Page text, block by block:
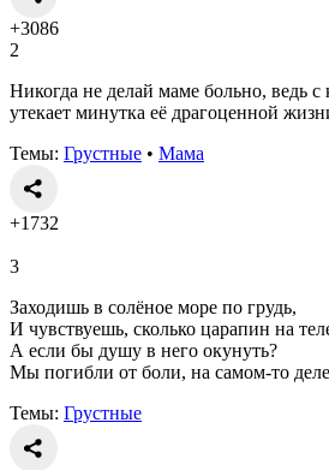
+3086
2
Никогда не делай маме больно, ведь с
утекает минутка её драгоценной
Темы: Грустные • Мама
+1732
3
Заходишь в солёное море по грудь,
И чувствуешь, сколько царапин на
А если бы душу в него окунуть?
Мы погибли от боли, на самом-то
Темы: Грустные